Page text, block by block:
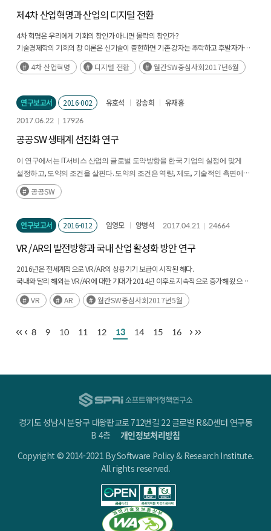
제4차 산업혁명과 산업의 디지털 전환
4차 혁명은 우리에게 기회의 창인가 아니면 몰락의 창인가?
기술경제학의 기회의 창 이론은 신기술이 출현하면 기존 강자는 추락하고 후발자가
오히려 기회를 잡게 되는 상황을 강조하고 있는데, 최근 등장한 제4차 혁명은 오히려
선진국이 혁신을 주도하고 후발국이 이를 따라가기 바쁘다. 이렇게 신기술
본질인 디지털 패러다임의 연장선에 있어서 그 새로움의 정도가 그리 크지 않기
때문인데, 본 연구는 우리 사회가 이 4차 혁명과 디지털 전환의 패러다임에 어떻게
대처하는가에 따라 기회가 될 수도 위기가 될 수도 있다는 입장으로 농업, 제조,
4차 산업혁명 디지털 전환 월간SW중심사회2017년6월
연구보고서 2016-002 유호석 강송희
유재흥
2017.06.22
17926
공공SW 생태계 선진화 연구
이 연구에서는 IT서비스 산업의 글로벌 도약방향을 한국 기업의 실정에 맞게
설정하고, 도약의 조건을 살핀다. 도약의 조건은 역량, 제도, 기술적인 측면에서
구체화할 수 있다
부족한 역량을 보완하는 방안을 모색한다
글로벌SW환경과 기술에 맞게 국내 대· 중소기업이 상생할 수 있는 방안을
.(후략)
공공SW
연구보고서 2016-012 임영모 양병석 2017.04.21 24664
VR / AR의 발전방향과 국내 산업 활성화 방안 연구
2016년은 전세계적으로 VR/AR의 상용기기 보급이 시작된 해다.
국내와 달리 해외는 VR/AR에 대한 기대가 2014년 이후로 지속적으로 증가해 왔으며,
현재는 수익화와 거품을 고민하는 단계에 이르렀다. VR/AR시장에 대한 낙관과 우려는
동시에 존재하고 있으며, 이는 1990년대의 VR대중화의 실패사례에서 기원을 찾기도
VR AR 월간SW중심사회2017년5월
8 9 10 11 12 13 14 15 16
경기도 성남시 분당구 대왕판교로 712번길 22 글로벌 R&D센터 연구동
B 4층개인정보처리방침
Copyright © 2014-2021 By Software Policy & Research Institute.
All rights reserved.